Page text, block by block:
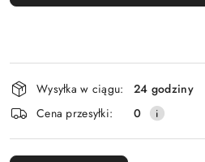
Wyślij
Dostępność
i
dostawa
Wysyłka w ciągu:
24 godziny
Cena przesyłki:
0